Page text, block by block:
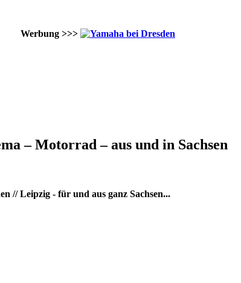
Werbung >>>
– Motorrad – aus und in Sachsen
// Leipzig - für und aus ganz Sachsen...